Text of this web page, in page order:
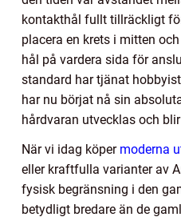
kontakthål fullt tillräckligt
placera en krets i mitten
hål på vardera sida för
standard har tjänat
har nu börjat nå sin
hårdvaran utvecklas och
När vi idag köper moderna
eller kraftfulla varianter av
fysisk begränsning i den
betydligt bredare än de